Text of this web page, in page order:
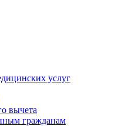
услуг
вычета
гражданам